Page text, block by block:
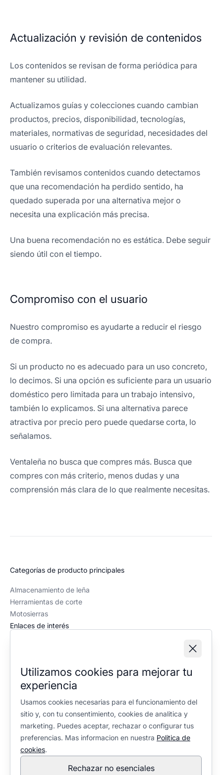
Actualización y revisión de contenidos
Los contenidos se revisan de forma periódica para
mantener su utilidad.
Actualizamos guías y colecciones cuando cambian
productos, precios, disponibilidad, tecnologías,
materiales, normativas de seguridad, necesidades del
usuario o criterios de evaluación relevantes.
También revisamos contenidos cuando detectamos
que una recomendación ha perdido sentido, ha
quedado superada por una alternativa mejor o
necesita una explicación más precisa.
Una buena recomendación no es estática. Debe seguir
siendo útil con el tiempo.
Compromiso con el usuario
Nuestro compromiso es ayudarte a reducir el riesgo
de compra.
Si un producto no es adecuado para un uso concreto,
lo decimos. Si una opción es suficiente para un usuario
doméstico pero limitada para un trabajo intensivo,
también lo explicamos. Si una alternativa parece
atractiva por precio pero puede quedarse corta, lo
señalamos.
Ventaleña no busca que compres más. Busca que
compres con más criterio, menos dudas y una
comprensión más clara de lo que realmente necesitas.
Utilizamos cookies para mejorar tu
experiencia
Usamos cookies necesarias para el funcionamiento del
sitio y, con tu consentimiento, cookies de analitica y
marketing. Puedes aceptar, rechazar o configurar tus
preferencias. Mas informacion en nuestra Politica de
cookies.
Rechazar no esenciales
Categorías de producto principales
Almacenamiento de leña
Herramientas de corte
Motosierras
Enlaces de interés
Quiénes somos
Política editorial
Información legal
Aviso legal
Política de privacidad
Política de cookies
Configuración de cookies